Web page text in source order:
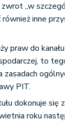
„w
inne
praw do
to
zasadach
PIT.
dokonuje się
roku